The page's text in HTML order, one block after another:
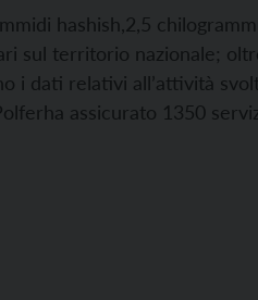
hashish,2,5
sul territorio nazionale;
i dati relativi all’attività
assicurato 1350